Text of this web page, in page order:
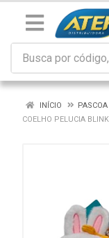
INÍCIO
PASCOA
COELHO PELUCIA